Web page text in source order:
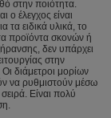
στην ποιότητα.
ο έλεγχος είναι
τα ειδικά υλικά, το
προϊόντα σκονών ή
δεν υπάρχει
στην
διάμετροι μορίων
να ρυθμιστούν μέσω
Είναι πολύ